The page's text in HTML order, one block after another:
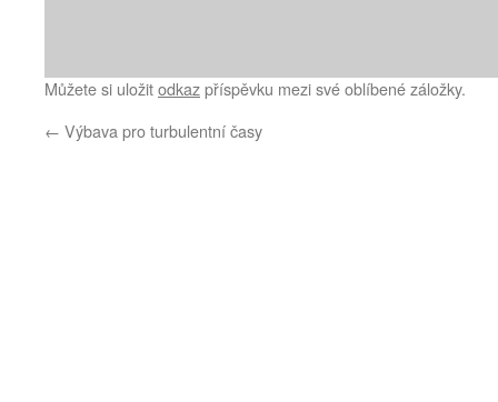
Můžete si uložitodkazpříspěvku mezi své oblíbené záložky.
← Výbava pro turbulentní časy